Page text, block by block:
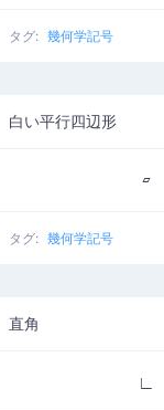
タグ: 幾何学記号
白い平行四辺形
▱
タグ: 幾何学記号
直角
∟